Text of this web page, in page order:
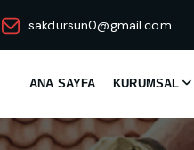
sakdursun0@gmail.com
ANA SAYFA KURUMSAL